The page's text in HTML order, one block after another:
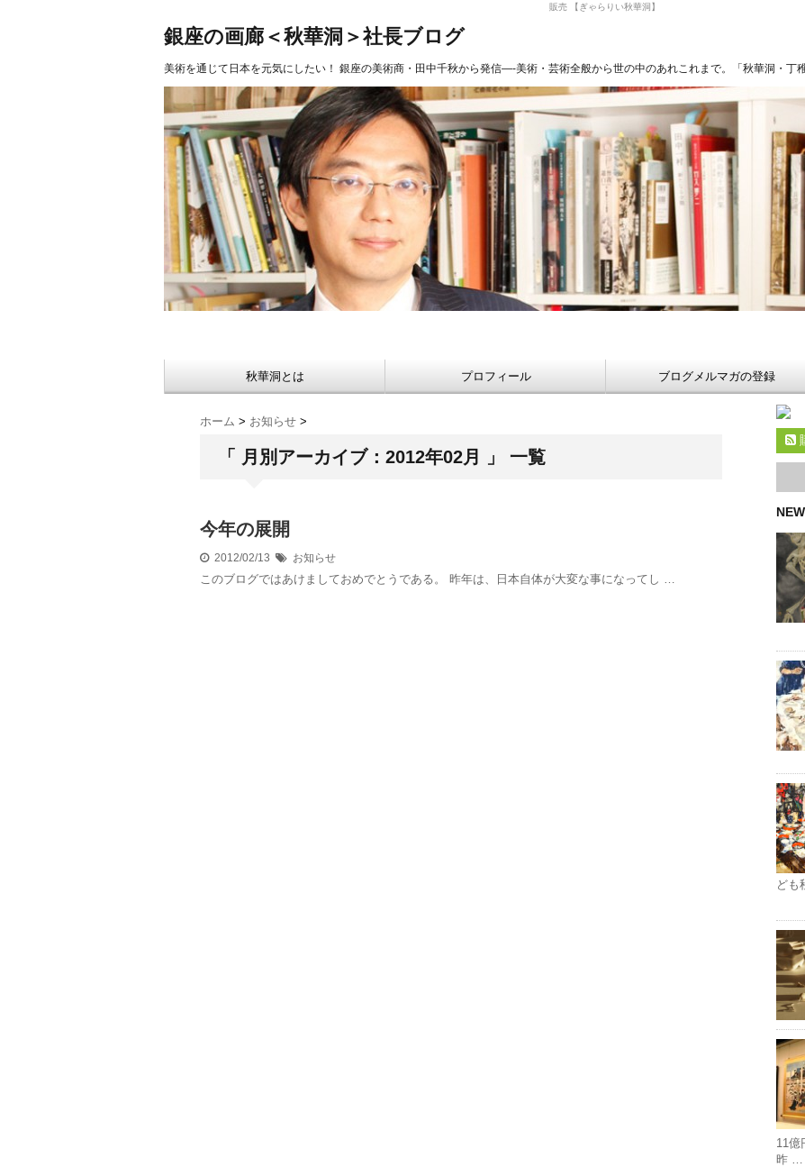
販売 【ぎゃらりい秋華洞】
銀座の画廊＜秋華洞＞社長ブログ
美術を通じて日本を元気にしたい！ 銀座の美術商・田中千秋から発信—-美術・芸術全般から世の中のあれこれまで。「秋華洞・丁稚
秋華洞とは プロフィール ブログメルマガの登録
ホーム > お知らせ >
「 月別アーカイブ：2012年02月 」 一覧
今年の展開
2012/02/13 お知らせ
このブログではあけましておめでとうである。 昨年は、日本自体が大変な事になってし …
ども
11億
昨 …